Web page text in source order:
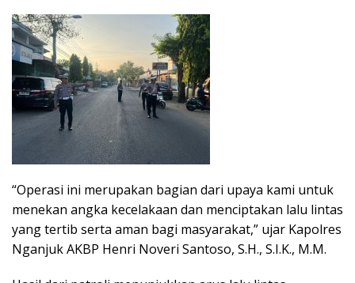
“Operasi ini merupakan bagian dari upaya kami untuk
menekan angka kecelakaan dan menciptakan lalu lintas
yang tertib serta aman bagi masyarakat,” ujar Kapolres
Nganjuk AKBP Henri Noveri Santoso, S.H., S.I.K., M.M.